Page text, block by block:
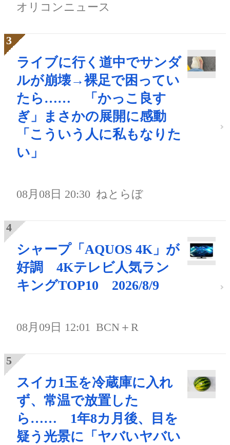
オリコンニュース
ライブに行く道中でサンダ
ルが崩壊→裸足で困ってい
たら…… 「かっこ良す
ぎ」まさかの展開に感動
「こういう人に私もなりた
い」
08月08日 20:30 ねとらぼ
シャープ「AQUOS 4K」が
好調 4Kテレビ人気ラン
キングTOP10 2026/8/9
08月09日 12:01 BCN＋R
スイカ1玉を冷蔵庫に入れ
ず、常温で放置した
ら…… 1年8カ月後、目を
疑う光景に「ヤバいヤバい